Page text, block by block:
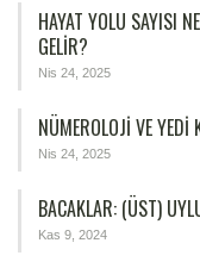
HAYAT YOLU SAYISI
GELIR?
Nis 24, 2025
NÜMEROLOJİ VE YEDİ
Nis 24, 2025
BACAKLAR: (ÜST)
Kas 9, 2024